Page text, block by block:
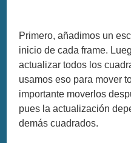
Primero, añadimos un
inicio de cada frame.
actualizar todos los
usamos eso para mover
importante moverlos
pues la actualización
demás cuadrados.